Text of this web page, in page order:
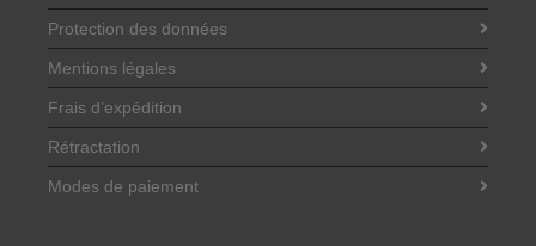
Protection des données
Mentions légales
Frais d’expédition
Rétractation
Modes de paiement